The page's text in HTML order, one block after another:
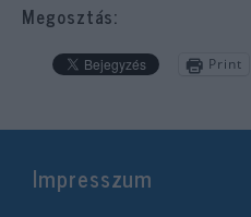
Megosztás:
Print
Impresszum